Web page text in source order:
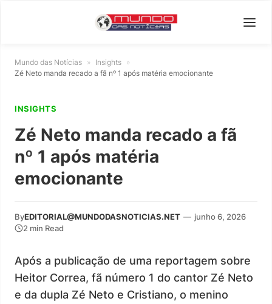
Mundo das Notícias » Insights »
Zé Neto manda recado a fã nº 1 após matéria emocionante
INSIGHTS
Zé Neto manda recado a fã
nº 1 após matéria
emocionante
ByEDITORIAL@MUNDODASNOTICIAS.NET — junho 6, 2026
2 min Read
Após a publicação de uma reportagem sobre
Heitor Correa, fã número 1 do cantor Zé Neto
e da dupla Zé Neto e Cristiano, o menino